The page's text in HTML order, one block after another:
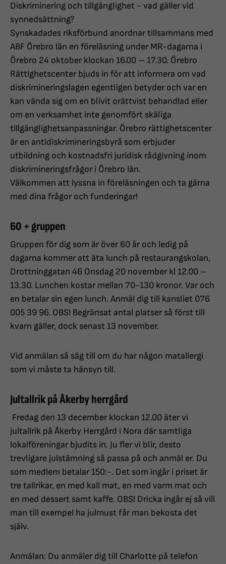
Diskriminering och tillgänglighet - vad gäller vid
synnedsättning?
Synskadades riksförbund anordnar tillsammans med
ABF Örebro län en föreläsning under MR-dagarna i
Örebro 24 oktober klockan 16.00 – 17.30. Örebro
Rättighetscenter bjuds in för att informera om vad
diskrimineringslagen egentligen betyder och var en
kan vända sig om en blivit orättvist behandlad eller
om en verksamhet inte genomfört skäliga
tillgänglighetsanpassningar. Örebro rättighetscenter
är en antidiskrimineringsbyrå som erbjuder
utbildning och kostnadsfri juridisk rådgivning inom
diskrimineringsfrågor i Örebro län.
Välkommen att lyssna in föreläsningen och ta gärna
med dina frågor och funderingar!
60 + gruppen
Gruppen för dig som är över 60 år och ledig på
dagarna kommer att äta lunch på restaurangskolan,
Drottninggatan 46 Onsdag 20 november kl 12.00 –
13.30. Lunchen kostar mellan 70-130 kronor. Var och
en betalar sin egen lunch. Anmäl dig till kansliet 076
005 39 96. OBS! Begränsat antal platser så först till
kvarn gäller, dock senast 13 november.
Vid anmälan så säg till om du har någon matallergi
som vi måste ta hänsyn till.
Jultallrik på Åkerby herrgård
Fredag den 13 december klockan 12.00 äter vi
jultallrik på Åkerby Herrgård i Nora där samtliga
lokalföreningar bjudits in. Ju fler vi blir, desto
trevligare julstämning så passa på och anmäl er. Du
som medlem betalar 150:-. Det som ingår i priset är
tre tallrikar, en med kall mat, en med varm mat och
en med dessert samt kaffe. OBS! Dricka ingår ej så vill
man till exempel ha julmust får man bekosta det
själv.
Anmälan: Du anmäler dig till Charlotte på telefon